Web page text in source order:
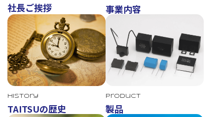
TAITSU
社長ご挨拶 事業内容
History
TAITSUの歴史
Product
製品